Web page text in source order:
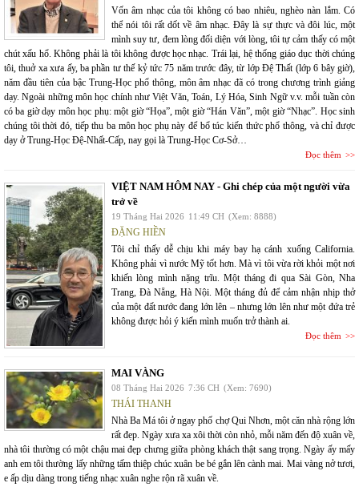
Vốn âm nhạc của tôi không có bao nhiêu, nghèo nàn lắm. Có
thể nói tôi rất dốt về âm nhạc. Đây là sự thực và đôi lúc, một
mình suy tư, đem lòng đối diện với lòng, tôi tự cảm thấy có một
chút xấu hổ. Không phải là tôi không được học nhạc. Trái lại, hệ thống giáo dục thời chúng
tôi, thuở xa xưa ấy, ba phần tư thế kỷ tức 75 năm trước đây, từ lớp Đệ Thất (lớp 6 bây giờ),
năm đầu tiên của bậc Trung-Học phổ thông, môn âm nhạc đã có trong chương trình giảng
dạy. Ngoài những môn học chính như Việt Văn, Toán, Lý Hóa, Sinh Ngữ v.v. mỗi tuần còn
có ba giờ dạy môn học phụ: một giờ “Họa”, một giờ “Hán Văn”, một giờ “Nhạc”. Học sinh
chúng tôi thời đó, tiếp thu ba môn học phụ này để bổ túc kiến thức phổ thông, và chỉ được
dạy ở Trung-Học Đệ-Nhất-Cấp, nay gọi là Trung-Học Cơ-Sở…
Đọc thêm
VIỆT NAM HÔM NAY - Ghi chép của một người vừa
trở về
19 Tháng Hai 2026 11:49 CH (Xem: 8888)
ĐẶNG HIỀN
Tôi chỉ thấy dễ chịu khi máy bay hạ cánh xuống California.
Không phải vì nước Mỹ tốt hơn. Mà vì tôi vừa rời khỏi một nơi
khiến lòng mình nặng trĩu. Một tháng đi qua Sài Gòn, Nha
Trang, Đà Nẵng, Hà Nội. Một tháng đủ để cảm nhận nhịp thở
của một đất nước đang lớn lên – nhưng lớn lên như một đứa trẻ
không được hỏi ý kiến mình muốn trở thành ai.
Đọc thêm
MAI VÀNG
08 Tháng Hai 2026 7:36 CH (Xem: 7690)
THÁI THANH
Nhà Ba Má tôi ở ngay phố chợ Qui Nhơn, một căn nhà rộng lớn
rất đẹp. Ngày xưa xa xôi thời còn nhỏ, mỗi năm đến độ xuân về,
nhà tôi thường có một chậu mai đẹp chưng giữa phòng khách thật sang trọng. Ngày ấy mấy
anh em tôi thường lấy những tấm thiệp chúc xuân be bé gắn lên cành mai. Mai vàng nở tươi,
e ấp dịu dàng trong tiếng nhạc xuân nghe rộn rã xuân về.